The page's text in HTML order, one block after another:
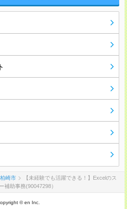
柏崎市
【未経験でも活躍できる！】Excelのス
補助事務(90047298）
© en Inc.